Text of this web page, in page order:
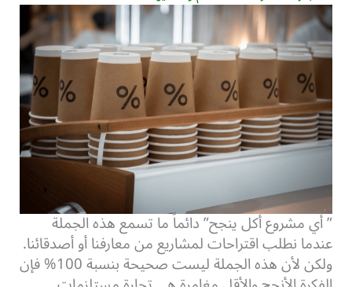
” أي مشروع أكل ينجح” دائماً ما تسمع هذه الجملة
عندما نطلب اقتراحات لمشاريع من معارفنا أو أصدقائنا.
ولكن لأن هذه الجملة ليست صحيحة بنسبة 100% فإن